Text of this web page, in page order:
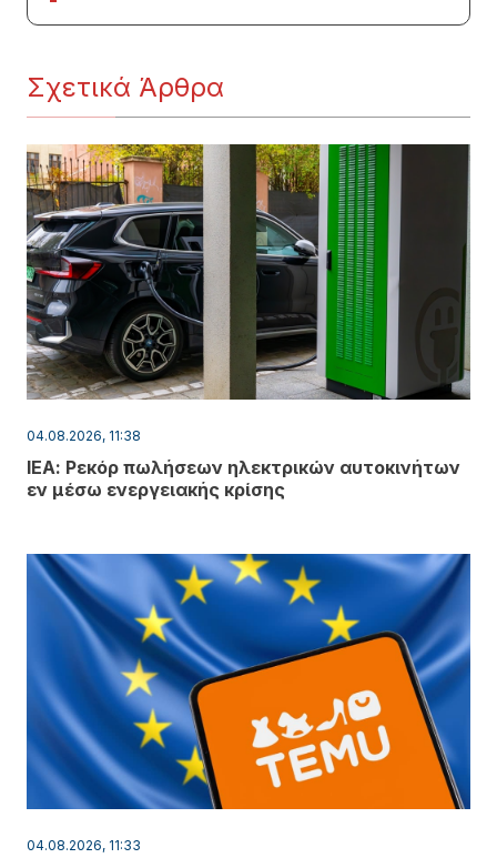
Σχετικά Άρθρα
04.08.2026, 11:38
ΙΕΑ: Ρεκόρ πωλήσεων ηλεκτρικών αυτοκινήτων
εν μέσω ενεργειακής κρίσης
04.08.2026, 11:33